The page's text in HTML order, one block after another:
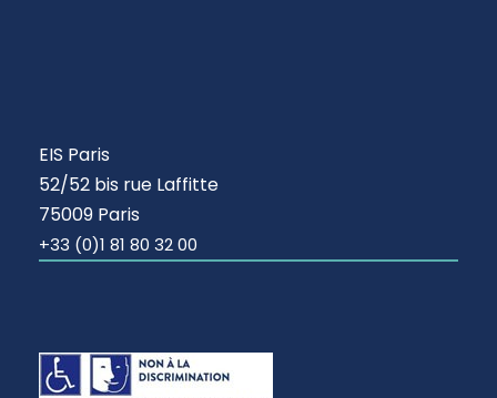
EIS Paris
52/52 bis rue Laffitte
75009 Paris
+33 (0)1 81 80 32 00